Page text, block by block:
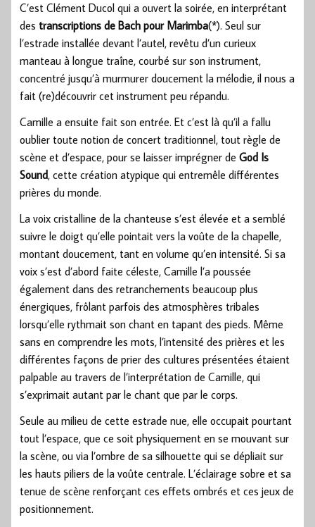
C’est Clément Ducol qui a ouvert la soirée, en interprétant
des transcriptions de Bach pour Marimba(*). Seul sur
l’estrade installée devant l’autel, revêtu d’un curieux
manteau à longue traîne, courbé sur son instrument,
concentré jusqu’à murmurer doucement la mélodie, il nous a
fait (re)découvrir cet instrument peu répandu.
Camille a ensuite fait son entrée. Et c’est là qu’il a fallu
oublier toute notion de concert traditionnel, tout règle de
scène et d’espace, pour se laisser imprégner de God Is
Sound, cette création atypique qui entremêle différentes
prières du monde.
La voix cristalline de la chanteuse s’est élevée et a semblé
suivre le doigt qu’elle pointait vers la voûte de la chapelle,
montant doucement, tant en volume qu’en intensité. Si sa
voix s’est d’abord faite céleste, Camille l’a poussée
également dans des retranchements beaucoup plus
énergiques, frôlant parfois des atmosphères tribales
lorsqu’elle rythmait son chant en tapant des pieds. Même
sans en comprendre les mots, l’intensité des prières et les
différentes façons de prier des cultures présentées étaient
palpable au travers de l’interprétation de Camille, qui
s’exprimait autant par le chant que par le corps.
Seule au milieu de cette estrade nue, elle occupait pourtant
tout l’espace, que ce soit physiquement en se mouvant sur
la scène, ou via l’ombre de sa silhouette qui se dépliait sur
les hauts piliers de la voûte centrale. L’éclairage sobre et sa
tenue de scène renforçant ces effets ombrés et ces jeux de
positionnement.